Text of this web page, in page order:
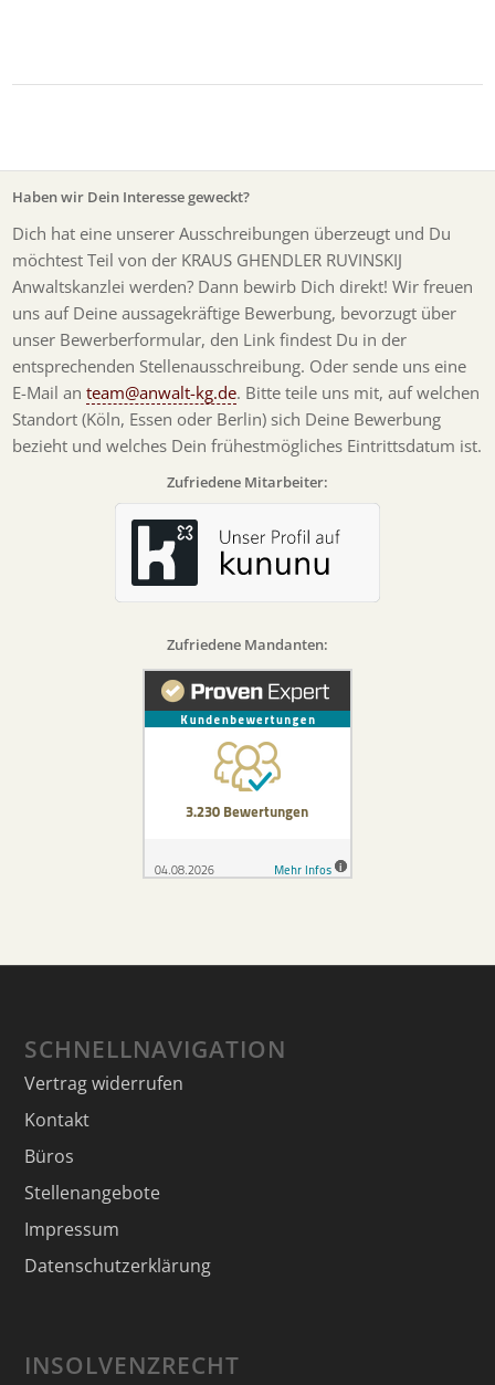
Haben wir Dein Interesse geweckt?
Dich hat eine unserer Ausschreibungen überzeugt und Du
möchtest Teil von der KRAUS GHENDLER RUVINSKIJ
Anwaltskanzlei werden? Dann bewirb Dich direkt! Wir freuen
uns auf Deine aussagekräftige Bewerbung, bevorzugt über
unser Bewerberformular, den Link findest Du in der
entsprechenden Stellenausschreibung. Oder sende uns eine
E-Mail anteam@anwalt-kg.de. Bitte teile uns mit, auf welchen
Standort (Köln, Essen oder Berlin) sich Deine Bewerbung
bezieht und welches Dein frühestmögliches Eintrittsdatum ist.
Zufriedene Mitarbeiter:
Zufriedene Mandanten:
SCHNELLNAVIGATION
Vertrag widerrufen
Kontakt
Büros
Stellenangebote
Impressum
Datenschutzerklärung
INSOLVENZRECHT